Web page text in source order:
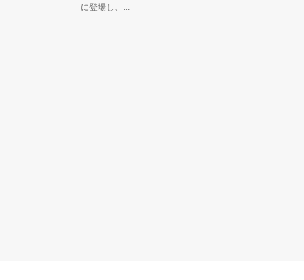
に登場し、...